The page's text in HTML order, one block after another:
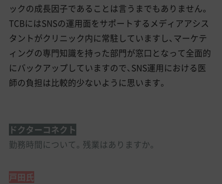
ックの成長因子であることは言うまでもありません。
TCBにはSNSの運用面をサポートするメディアアシス
タントがクリニック内に常駐していますし、マーケテ
ィングの専門知識を持った部門が窓口となって全面的
にバックアップしていますので、SNS運用における医
師の負担は比較的少ないように思います。
ドクターコネクト
勤務時間について。残業はありますか。
戸田氏